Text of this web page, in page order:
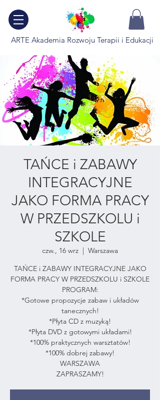
ARTE Akademia Rozwoju Terapii i Edukacji
TAŃCE i ZABAWY
INTEGRACYJNE
JAKO FORMA PRACY
W PRZEDSZKOLU i
SZKOLE
czw., 16 wrz
  |
Warszawa
TAŃCE i ZABAWY INTEGRACYJNE JAKO
FORMA PRACY W PRZEDSZKOLU i SZKOLE
PROGRAM:
*Gotowe propozycje zabaw i układów
tanecznych!
*Płyta CD z muzyką!
*Płyta DVD z gotowymi układami!
*100% praktycznych warsztatów!
*100% dobrej zabawy!
WARSZAWA
ZAPRASZAMY!